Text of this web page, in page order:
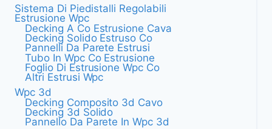
Sistema Di Piedistalli Regolabili
Estrusione Wpc
Decking A Co Estrusione Cava
Decking Solido Estruso Co
Pannelli Da Parete Estrusi
Tubo In Wpc Co Estrusione
Foglio Di Estrusione Wpc Co
Altri Estrusi Wpc
Wpc 3d
Decking Composito 3d Cavo
Decking 3d Solido
Pannello Da Parete In Wpc 3d